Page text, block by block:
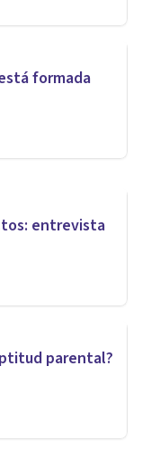
formada
casos
entrevista
parental?